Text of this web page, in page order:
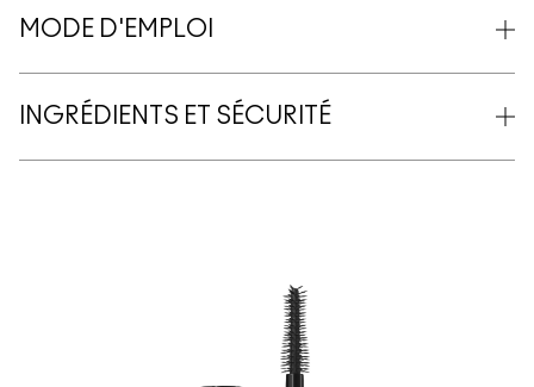
MODE D'EMPLOI
INGRÉDIENTS ET SÉCURITÉ